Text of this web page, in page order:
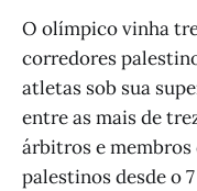
O olímpico vinha
corredores
atletas sob sua
entre as mais de
árbitros e
palestinos desde o